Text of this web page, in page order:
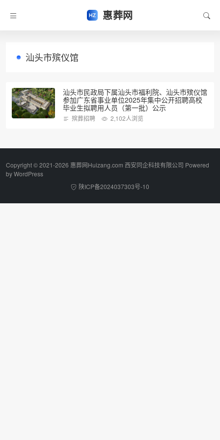
惠葬网
汕头市殡仪馆
汕头市民政局下属汕头市福利院、汕头市殡仪馆
参加广东省事业单位2025年集中公开招聘高校
毕业生拟聘用人员（第一批）公示
殡葬招聘 2,102人浏览
Copyright © 2021-2026 惠葬网Huizang.com 西安同企科技有限公司 Powered
byWordPress
陕ICP备2024037303号-10